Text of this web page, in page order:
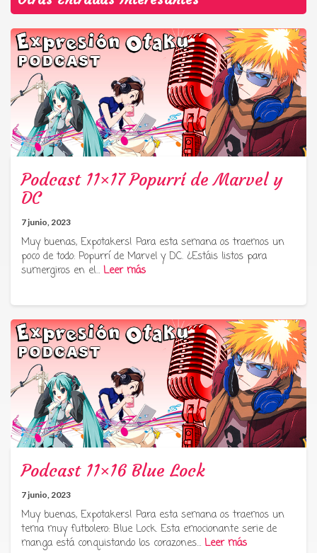
Podcast 11×17 Popurrí de Marvel y
DC
7 junio, 2023
Muy buenas, Expotakers! Para esta semana os traemos un
poco de todo: Popurrí de Marvel y DC. ¿Estáis listos para
sumergiros en el… Leer más
Podcast 11×16 Blue Lock
7 junio, 2023
Muy buenas, Expotakers! Para esta semana os traemos un
tema muy futbolero: Blue Lock. Esta emocionante serie de
manga está conquistando los corazones… Leer más